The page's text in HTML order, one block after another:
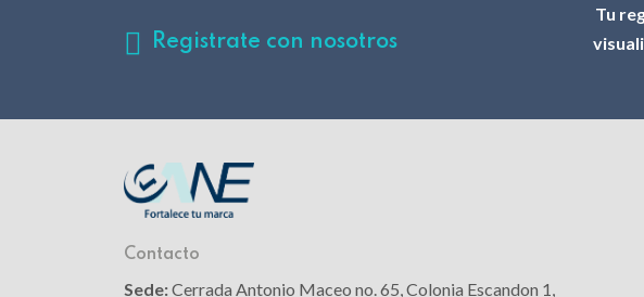
Registrate con nosotros
Tu
Contacto
Sede:Cerrada Antonio Maceo no. 65, Colonia Escandon 1,